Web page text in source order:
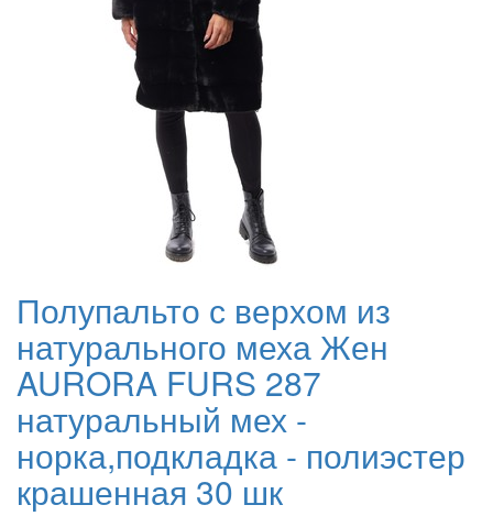
Полупальто с верхом из
натурального меха Жен
AURORA FURS 287
натуральный мех -
норка,подкладка - полиэстер
крашенная 30 шк